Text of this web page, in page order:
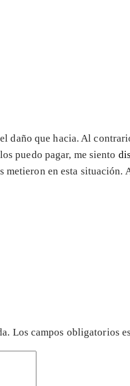
daño que hacia. Al
puedo pagar, me siento
metieron en esta situación.
Los campos obligatorios